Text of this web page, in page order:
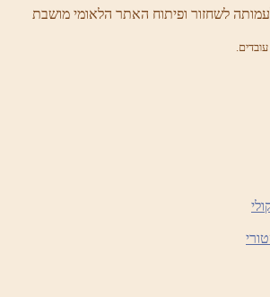
לשחזור ופיתוח האתר הלאומי מושבת